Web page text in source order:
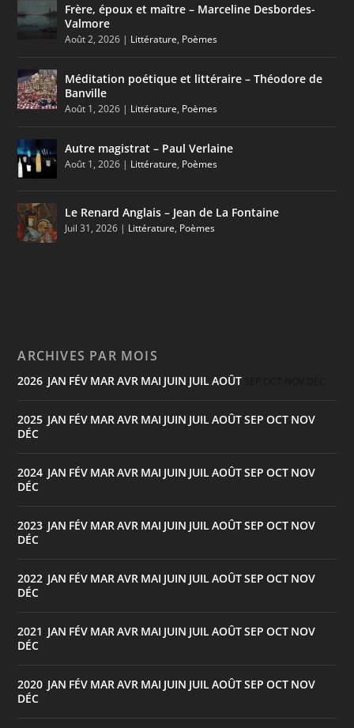
Frère, époux et maître – Marceline Desbordes-
Valmore
Août 2, 2026 | Littérature, Poèmes
Méditation poétique et littéraire – Théodore de
Banville
Août 1, 2026 | Littérature, Poèmes
Autre magistrat – Paul Verlaine
Août 1, 2026 | Littérature, Poèmes
Le Renard Anglais – Jean de La Fontaine
Juil 31, 2026 | Littérature, Poèmes
ARCHIVES PAR MOIS
2026 JAN FÉV MAR AVR MAI JUIN JUIL AOÛT
2025 JAN FÉV MAR AVR MAI JUIN JUIL AOÛTSEP OCT NOV
DÉC
2024 JAN FÉV MAR AVR MAI JUIN JUIL AOÛTSEP OCT NOV
DÉC
2023 JAN FÉV MAR AVR MAI JUIN JUIL AOÛTSEP OCT NOV
DÉC
2022 JAN FÉV MAR AVR MAI JUIN JUIL AOÛTSEP OCT NOV
DÉC
2021 JAN FÉV MAR AVR MAI JUIN JUIL AOÛTSEP OCT NOV
DÉC
2020 JAN FÉV MAR AVR MAI JUIN JUIL AOÛTSEP OCT NOV
DÉC